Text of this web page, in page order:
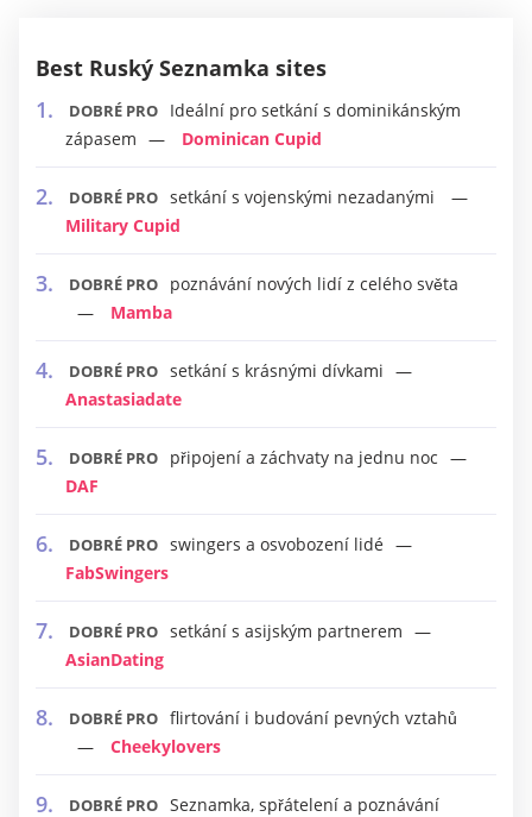
Best Ruský Seznamka sites
DOBRÉ PRO
Ideální pro setkání s dominikánským
zápasem
Dominican Cupid
DOBRÉ PRO setkání s vojenskými nezadanými
Military Cupid
DOBRÉ PRO
poznávání nových lidí z celého světa
Mamba
DOBRÉ PRO setkání s krásnými dívkami
Anastasiadate
DOBRÉ PRO
připojení a záchvaty na jednu noc
DAF
DOBRÉ PRO swingers a osvobození lidé
FabSwingers
DOBRÉ PRO setkání s asijským partnerem
AsianDating
DOBRÉ PRO flirtování i budování pevných vztahů
Cheekylovers
DOBRÉ PRO Seznamka, spřátelení a poznávání